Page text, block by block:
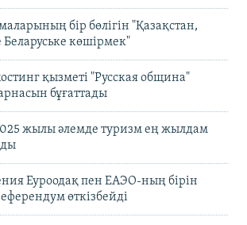
бір бөлігін "Қазақстан,
көшірмек"
қызметі "Русская община"
бұғаттады
жылы әлемде туризм ең жылдам
Еуроодақ пен ЕАЭО-ның бірін
өткізбейді